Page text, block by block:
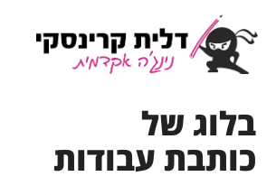
בלוג של
כותבת עבודות